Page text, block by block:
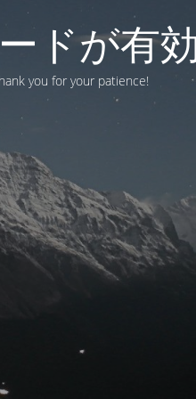
ドが有
you for your patience!